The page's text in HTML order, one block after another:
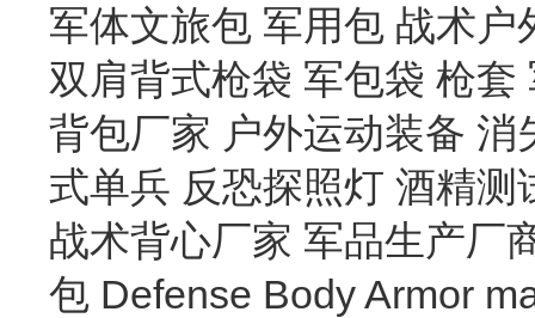
军体文旅包 军用包 战术户
双肩背式枪袋 军包袋 枪套
背包厂家 户外运动装备 消
式单兵 反恐探照灯 酒精测
战术背心厂家 军品生产厂
包 Defense Body Armor